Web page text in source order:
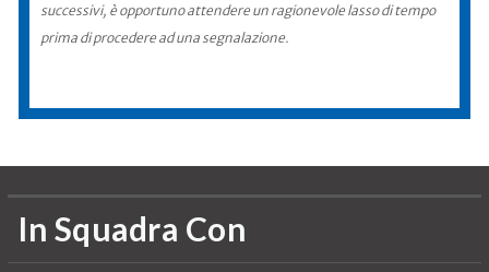
successivi, è opportuno attendere un ragionevole lasso di tempo
prima di procedere ad una segnalazione.
In Squadra Con